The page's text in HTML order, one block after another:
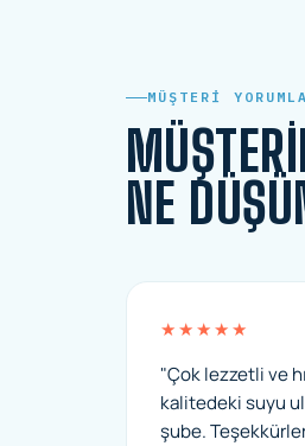
MÜŞTERI
NE
★★★★★
"Çok lezzetli ve
kalitedeki suyu
şube.